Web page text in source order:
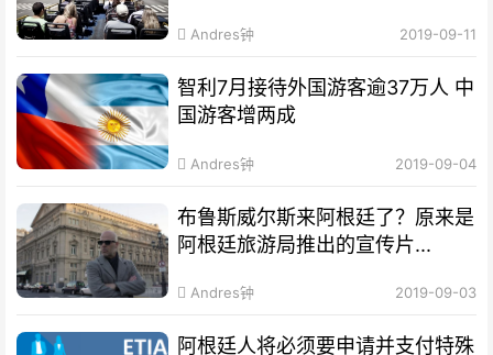
Andres钟 2019-09-11
智利7月接待外国游客逾37万人 中
国游客增两成
Andres钟 2019-09-04
布鲁斯威尔斯来阿根廷了？原来是
阿根廷旅游局推出的宣传片...
Andres钟 2019-09-03
阿根廷人将必须要申请并支付特殊